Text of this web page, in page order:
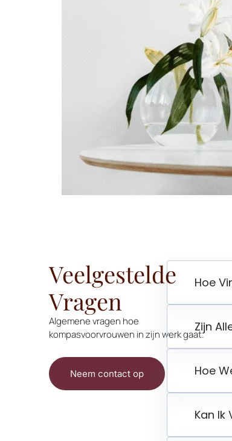
Veelgestelde
Vragen
Algemene vragen hoe
kompasvoorvrouwen in zijn werk gaat.
Neem contact op
Hoe
Zijn
Hoe
Kan Ik